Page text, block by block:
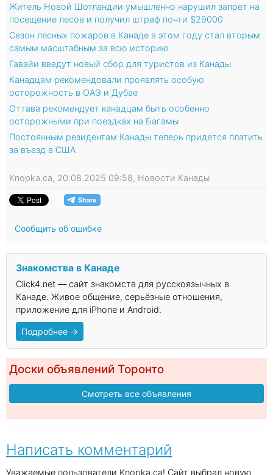
Житель Новой Шотландии умышленно нарушил запрет на
посещение лесов и получил штраф почти $29000
Сезон лесных пожаров в Канаде в этом году стал вторым
самым масштабным за всю историю
Гавайи введут новый сбор для туристов из Канады
Канадцам рекомендовали проявлять особую
осторожность в ОАЭ и Дубае
Оттава рекомендует канадцам быть особенно
осторожными при поездках на Багамы
Постоянным резидентам Канады теперь придется платить
за въезд в США
Knopka.ca, 20.08.2025 09:58, Новости Канады
Сообщить об ошибке
Знакомства в Канаде
Click4.net — сайт знакомств для русскоязычных в
Канаде. Живое общение, серьёзные отношения,
приложение для iPhone и Android.
Подробнее →
Доски объявлений Торонто
Смотреть все объявления
Написать комментарий
Уважаемые пользователи Knopka.ca! Сайт выбрал новую